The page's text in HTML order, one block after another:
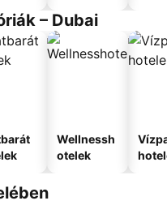
– Dubai
Wellnessh
otelek